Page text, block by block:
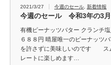
2021/3/27 今週のセール 新着情報
今週のセール 令和3年の3月
有機ピーナッツバター クランチ
６８８円 晴屋唯一のピーナッ
を許さずに美味しいのです ス
レートに楽しめます…